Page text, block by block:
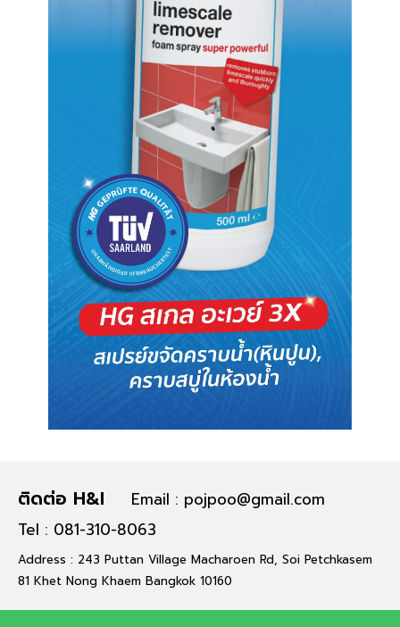
ติดต่อ H&I
Email : pojpoo@gmail.com
Tel : 081-310-8063
Address : 243 Puttan Village Macharoen Rd, Soi Petchkasem
81 Khet Nong Khaem Bangkok 10160